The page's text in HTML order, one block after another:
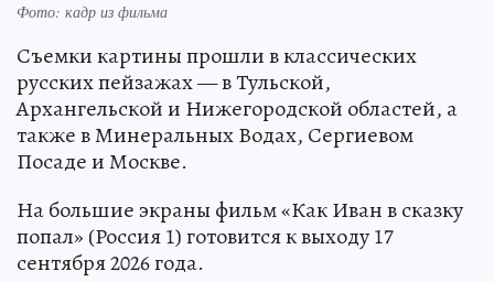
Фото: кадр из фильма
Съемки картины прошли в классических
русских пейзажах — в Тульской,
Архангельской и Нижегородской областей, а
также в Минеральных Водах, Сергиевом
Посаде и Москве.
На большие экраны фильм «Как Иван в сказку
попал» (Россия 1) готовится к выходу 17
сентября 2026 года.